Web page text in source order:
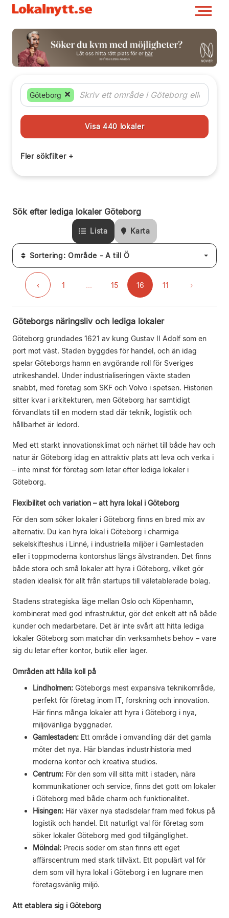
Göteborg
Sök efter lediga lokaler Göteborg
Lista Karta
Sortering: Område - A till Ö
‹ 1 ... 15 16 11 ›
Göteborgs näringsliv och lediga lokaler
Göteborg grundades 1621 av kung Gustav II Adolf som en
port mot väst. Staden byggdes för handel, och än idag
spelar Göteborgs hamn en avgörande roll för Sveriges
utrikeshandel. Under industrialiseringen växte staden
snabbt, med företag som SKF och Volvo i spetsen. Historien
sitter kvar i arkitekturen, men Göteborg har samtidigt
förvandlats till en modern stad där teknik, logistik och
hållbarhet är ledord.
Med ett starkt innovationsklimat och närhet till både hav och
natur är Göteborg idag en attraktiv plats att leva och verka i
– inte minst för företag som letar efter lediga lokaler i
Göteborg.
Flexibilitet och variation – att hyra lokal i Göteborg
För den som söker lokaler i Göteborg finns en bred mix av
alternativ. Du kan hyra lokal i Göteborg i charmiga
sekelskifteshus i Linné, i industriella miljöer i Gamlestaden
eller i toppmoderna kontorshus längs älvstranden. Det finns
både stora och små lokaler att hyra i Göteborg, vilket gör
staden idealisk för allt från startups till väletablerade bolag.
Stadens strategiska läge mellan Oslo och Köpenhamn,
kombinerat med god infrastruktur, gör det enkelt att nå både
kunder och medarbetare. Det är inte svårt att hitta lediga
lokaler Göteborg som matchar din verksamhets behov – vare
sig du letar efter kontor, butik eller lager.
Områden att hålla koll på
Lindholmen: Göteborgs mest expansiva teknikområde,
perfekt för företag inom IT, forskning och innovation.
Här finns många lokaler att hyra i Göteborg i nya,
miljövänliga byggnader.
Gamlestaden: Ett område i omvandling där det gamla
möter det nya. Här blandas industrihistoria med
moderna kontor och kreativa studios.
Centrum: För den som vill sitta mitt i staden, nära
kommunikationer och service, finns det gott om lokaler
i Göteborg med både charm och funktionalitet.
Hisingen: Här växer nya stadsdelar fram med fokus på
logistik och handel. Ett naturligt val för företag som
söker lokaler Göteborg med god tillgänglighet.
Mölndal: Precis söder om stan finns ett eget
affärscentrum med stark tillväxt. Ett populärt val för
dem som vill hyra lokal i Göteborg i en lugnare men
företagsvänlig miljö.
Att etablera sig i Göteborg